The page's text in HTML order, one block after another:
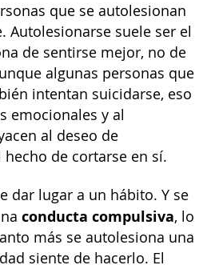
que se autolesionan
Autolesionarse suele ser el
de sentirse mejor, no de
algunas personas que
intentan suicidarse, eso
emocionales y al
al deseo de
de cortarse en sí.
dar lugar a un hábito. Y se
conducta compulsiva, lo
más se autolesiona una
siente de hacerlo. El